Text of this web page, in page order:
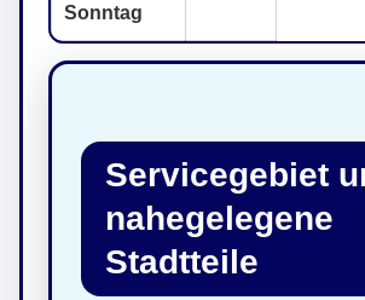
Sonntag
Servicegebiet
nahegelegene
Stadtteile